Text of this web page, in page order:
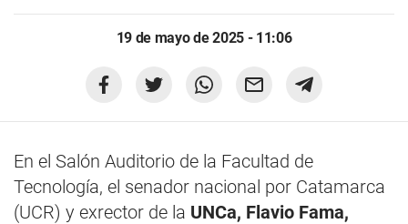
19 de mayo de 2025 - 11:06
En el Salón Auditorio de la Facultad de
Tecnología, el senador nacional por Catamarca
(UCR) y exrector de la UNCa, Flavio Fama,